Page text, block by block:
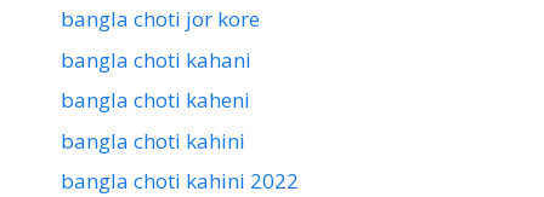
bangla choti jor kore
bangla choti kahani
bangla choti kaheni
bangla choti kahini
bangla choti kahini 2022